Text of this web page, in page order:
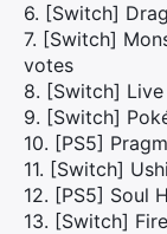
6. [Switch]
7. [Switch]
votes
8. [Switch]
9. [Switch]
10. [PS5]
11. [Switch]
12. [PS5] Soul
13. [Switch]